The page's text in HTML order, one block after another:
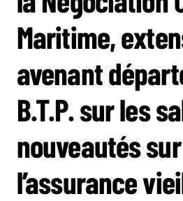
Maritime,
avenant
B.T.P. sur les
nouveautés sur
l’assurance